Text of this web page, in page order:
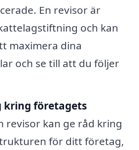
En revisor är
och kan
maximera dina
och se till att du följer
kring företagets
revisor kan ge råd kring
för ditt företag,